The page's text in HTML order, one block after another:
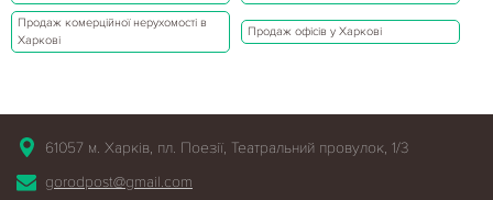
Продаж комерційної нерухомості в
Харкові
Продаж офісів у Харкові
61057 м. Харків, пл. Поезії, Театральний провулок, 1/3
gorodpost@gmail.com